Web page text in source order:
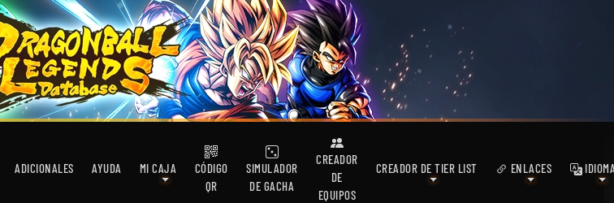
ADICIONALES AYUDA MI CAJA
CÓDIGO
QR
SIMULADOR
DE GACHA
CREADOR
DE
EQUIPOS
CREADOR DE TIER LIST ENLACES